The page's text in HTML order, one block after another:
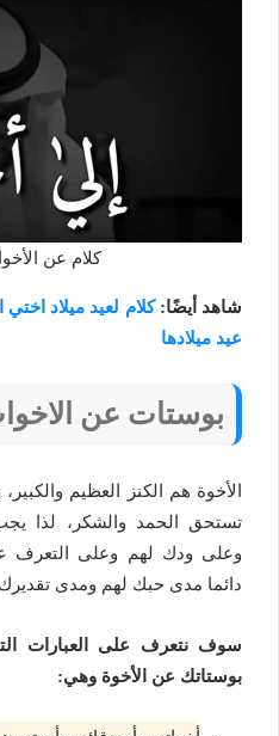
كلام عن
شاهد أيضًا:كلام لعيد ميلاد
عيد ميلادها
بوستات عن
الأخوة هم الكنز العظيم
تستحق الحمد والشكر، لذا
وعلى ودك لهم وعلى التعرف
دائما مدى حبك لهم ومدى
سوف نتعرف على العبارات
بوستاتك عن الأخوة وهي: